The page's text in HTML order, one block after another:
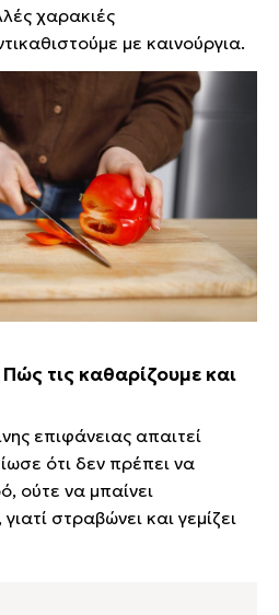
χαρακιές
με καινούργια.
τις καθαρίζουμε και
επιφάνειας απαιτεί
ότι δεν πρέπει να
ούτε να μπαίνει
στραβώνει και γεμίζει